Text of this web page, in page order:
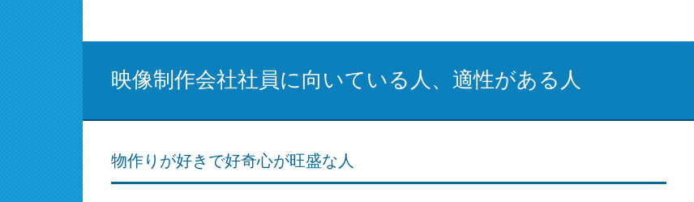
映像制作会社社員に向いている人、適性がある人
物作りが好きで好奇心が旺盛な人